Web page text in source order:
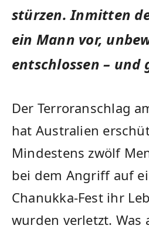
stürzen. Inmitten
ein Mann vor,
entschlossen – und
Der Terroranschlag
hat Australien
Mindestens zwölf
bei dem Angriff auf
Chanukka-Fest ihr
wurden verletzt. Was